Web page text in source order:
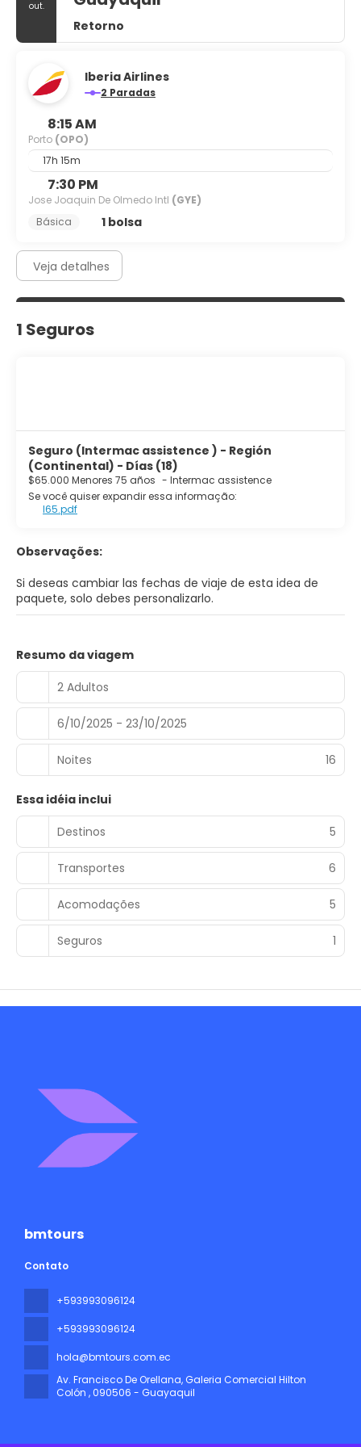
out.
Retorno
Iberia Airlines
2 Paradas
8:15 AM
Porto (OPO)
17h 15m
7:30 PM
Jose Joaquin De Olmedo Intl (GYE)
Básica
1 bolsa
Veja detalhes
1 Seguros
Seguro (Intermac assistence ) - Región
(Continental) - Días (18)
$65.000 Menores 75 años - Intermac assistence
Se você quiser expandir essa informação:
I65.pdf
Observações:
Si deseas cambiar las fechas de viaje de esta idea de
paquete, solo debes personalizarlo.
Resumo da viagem
2 Adultos
6/10/2025 - 23/10/2025
Noites 16
Essa idéia inclui
Destinos
5
Transportes 6
Acomodações 5
Seguros 1
bmtours
Contato
+593993096124
+593993096124
hola@bmtours.com.ec
Av. Francisco De Orellana, Galeria Comercial Hilton
Colón , 090506 - Guayaquil